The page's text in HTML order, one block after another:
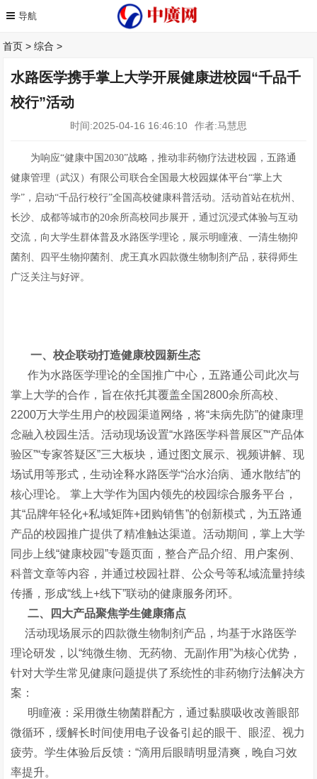
首页 >综合 >
水路医学携手掌上大学开展健康进校园“千品千
校行”活动
时间:2025-04-16 16:46:10 作者:马慧思
为响应“健康中国2030”战略，推动非药物疗法进校园，五路通
健康管理（武汉）有限公司联合全国最大校园媒体平台“掌上大
学”，启动“千品行校行”全国高校健康科普活动。活动首站在杭州、
长沙、成都等城市的20余所高校同步展开，通过沉浸式体验与互动
交流，向大学生群体普及水路医学理论，展示明瞳液、一清生物抑
菌剂、四平生物抑菌剂、虎王真水四款微生物制剂产品，获得师生
广泛关注与好评。
一、校企联动打造健康校园新生态
作为水路医学理论的全国推广中心，五路通公司此次与
掌上大学的合作，旨在依托其覆盖全国2800余所高校、
2200万大学生用户的校园渠道网络，将“未病先防”的健康理
念融入校园生活。活动现场设置“水路医学科普展区”“产品体
验区”“专家答疑区”三大板块，通过图文展示、视频讲解、现
场试用等形式，生动诠释水路医学“治水治病、通水散结”的
核心理论。 掌上大学作为国内领先的校园综合服务平台，
其“品牌年轻化+私域矩阵+团购销售”的创新模式，为五路通
产品的校园推广提供了精准触达渠道。活动期间，掌上大学
同步上线“健康校园”专题页面，整合产品介绍、用户案例、
科普文章等内容，并通过校园社群、公众号等私域流量持续
传播，形成“线上+线下”联动的健康服务闭环。
二、四大产品聚焦学生健康痛点
活动现场展示的四款微生物制剂产品，均基于水路医学
理论研发，以“纯微生物、无药物、无副作用”为核心优势，
针对大学生常见健康问题提供了系统性的非药物疗法解决方
案：
明瞳液：采用微生物菌群配方，通过黏膜吸收改善眼部
微循环，缓解长时间使用电子设备引起的眼干、眼涩、视力
疲劳。学生体验后反馈：“滴用后眼睛明显清爽，晚自习效
率提升。